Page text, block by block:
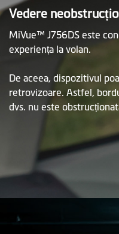
Vedere
MiVue™ J756DS este
experiența la volan.
De aceea, dispozitivul
retrovizoare. Astfel,
dvs. nu este